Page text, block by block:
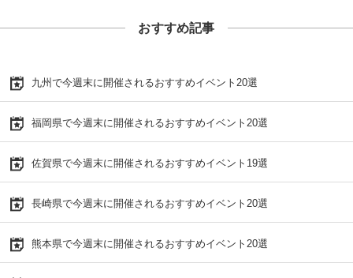
おすすめ記事
九州で今週末に開催されるおすすめイベント20選
福岡県で今週末に開催されるおすすめイベント20選
佐賀県で今週末に開催されるおすすめイベント19選
長崎県で今週末に開催されるおすすめイベント20選
熊本県で今週末に開催されるおすすめイベント20選